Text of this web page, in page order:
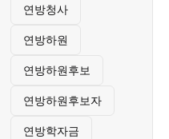
연방청사
연방하원
연방하원후보
연방하원후보자
연방학자금